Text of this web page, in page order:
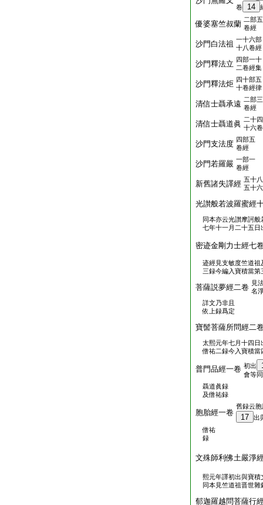
卷 14
優婆塞竺叔蘭 二部五
卷經
沙門白法祖 一十六部
十八卷經
沙門釋法立 四部一十
二卷經集
沙門釋法炬 四十部五
十卷經律
清信士聶承遠 二部三
卷經
清信士聶道眞 二十
十六
沙門支法度 四部五
卷經
沙門若羅嚴 一部一
卷經
新舊諸失譯經 五十
五十
光讃般若波羅蜜經
同本亦云光讃摩訶
七年十一月二十五日
密迹金剛力士經七
迹經見支敏度竺道祖
三録今編入寶積當第
菩薩説夢經二卷 見
名
詳文乃非且
依上録爲定
寶髻菩薩所問經二
太熙元年七月十四日
僧祐二録今入寶積當
普門品經一卷 初出
會等
聶道眞録
及僧祐録
胞胎經一卷
舊録云
17
出
僧祐
録
文殊師利佛土嚴淨
熙元年譯初出與寶積
同本見竺道祖晋世雜
郁迦羅越問菩薩行